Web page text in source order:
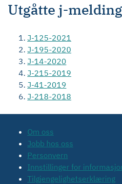
Utgåtte j-
J-125-2021
J-195-2020
J-14-2020
J-215-2019
J-41-2019
J-218-2018
Om oss
Jobb hos oss
Personvern
Innstillinger for
Tilgjengelighetserklæring